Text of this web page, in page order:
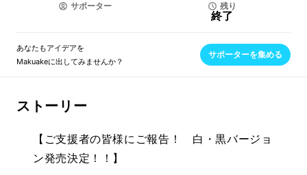
サポーター 残り
終了
あなたもアイデアを
Makuakeに出してみませんか？
サポーターを集める
ストーリー
【ご支援者の皆様にご報告！ 白・黒バージョ
ン発売決定！！】